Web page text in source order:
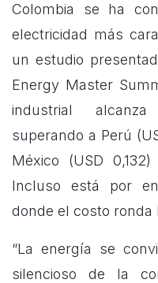
Colombia se ha
electricidad más
un estudio
Energy Master
industrial
superando a Perú
México (USD
Incluso está por
donde el costo ronda
“La energía se
silencioso de la